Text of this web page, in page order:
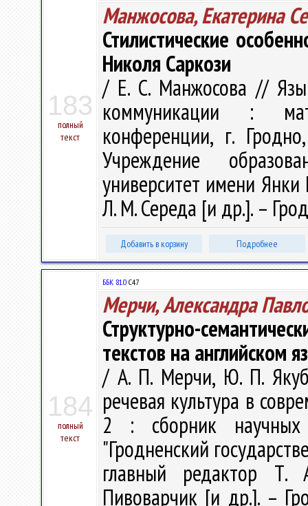
183
полный
текст
Манжосова, Екатерина
Стилистические
Николя Саркози
/ Е. С. Манжосова //
коммуникации :
конференции, г.
Учреждение
университет имени
Л. М. Середа [и др.]. –
Добавить в корзину Подробнее
184
полный
текст
ББК 81.0 С47
Мерчи, Александра
Структурно-
текстов на английском
/ А. П. Мерчи, Ю. П.
речевая культура в
2 : сборник научных
"Гродненский
главный редактор
Пивоварчик [и др.]. –